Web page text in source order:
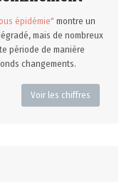
épidémie" montre un
mais de nombreux
période de manière
changements.
Voir les chiffres